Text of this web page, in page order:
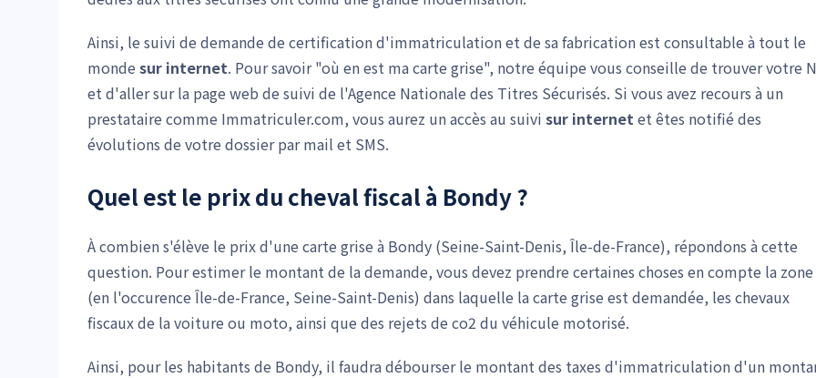
Ainsi, le suivi de demande de certification d'immatriculation et de sa fabrication est consultable à tout le
monde sur internet. Pour savoir "où en est ma carte grise", notre équipe vous conseille de trouver votre
et d'aller sur la page web de suivi de l'Agence Nationale des Titres Sécurisés. Si vous avez recours à un
prestataire comme Immatriculer.com, vous aurez un accès au suivi sur internet et êtes notifié des
évolutions de votre dossier par mail et SMS.
Quel est le prix du cheval fiscal à Bondy ?
À combien s'élève le prix d'une carte grise à Bondy (Seine-Saint-Denis, Île-de-France), répondons à cette
question. Pour estimer le montant de la demande, vous devez prendre certaines choses en compte la zone
(en l'occurence Île-de-France, Seine-Saint-Denis) dans laquelle la carte grise est demandée, les chevaux
fiscaux de la voiture ou moto, ainsi que des rejets de co2 du véhicule motorisé.
Ainsi, pour les habitants de Bondy, il faudra débourser le montant des taxes d'immatriculation d'un